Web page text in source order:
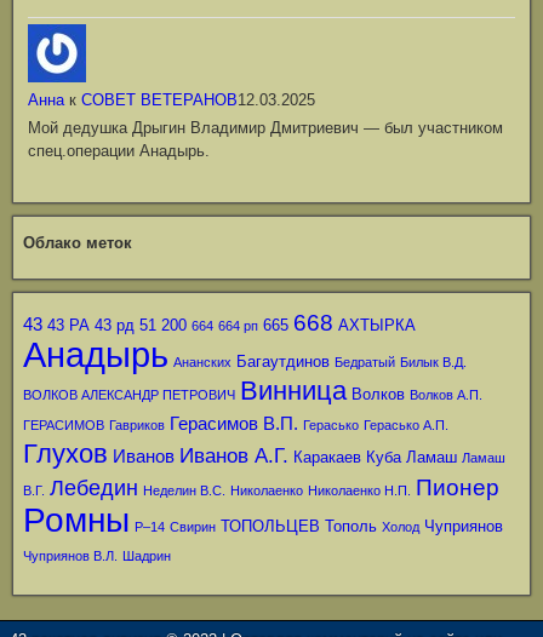
Аннак СОВЕТ ВЕТЕРАНОВ12.03.2025
Мой дедушка Дрыгин Владимир Дмитриевич — был участником
спец.операции Анадырь.
Облако меток
43 43 РА 43 рд 51 200 664 664 рп 665 668 АХТЫРКА
Анадырь Ананских Багаутдинов Бедратый Билык В.Д.
ВОЛКОВ АЛЕКСАНДР ПЕТРОВИЧ Винница Волков Волков А.П.
ГЕРАСИМОВ Гавриков Герасимов В.П. Герасько Герасько А.П.
Глухов Иванов Иванов А.Г. Каракаев Куба Ламаш Ламаш
В.Г. Лебедин Неделин В.С. Николаенко Николаенко Н.П. Пионер
Ромны Р–14 Свирин ТОПОЛЬЦЕВ Тополь Холод Чуприянов
Чуприянов В.Л. Шадрин